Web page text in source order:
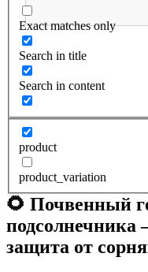
🌻 Почвенный
защита от
Exact matches only
Search in title
Search in content
product
product_variation